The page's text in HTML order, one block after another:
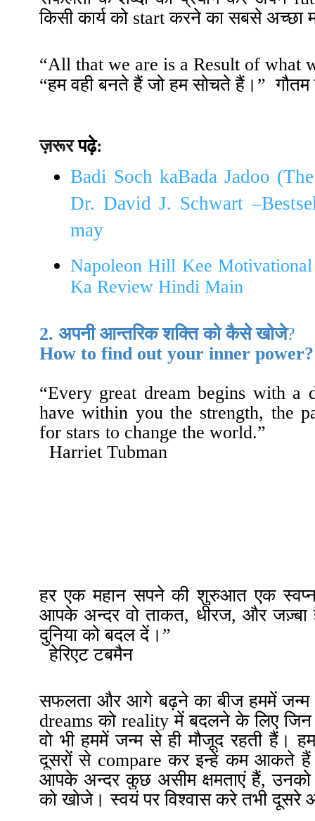
किसी कार्य को start करने का सबसे अच्छा
“All that we are is a Result of what
“हम वही बनते हैं जो हम सोचते हैं ।” गौतम
ज़रूर पढ़े:
Badi Soch kaBada Jadoo
Dr. David J. Schwart
may
Napoleon Hill Kee
Ka Review Hindi Main
2. अपनी आन्तरिक शक्ति कोकैसेखोजे?
How to find out your inner power?
“Every great dream begins with a
have within you the strength, the
for stars to change the world.”
Harriet Tubman
हर एक महान सपने की शुरुआत एक
आपके अन्दर वो ताकत, धीरज, और जज़्बा
दुनिया को बदल दें।”
हेरिएट टबमैन
सफलता और आगे बढ़ने का बीज हममें जन्म से
dreams को reality में बदलने के लिए जिन
वो भी हममें जन्म से ही मौजूद रहती हैं।
दूसरों से compare कर इन्हें कम आकते हैं
आपके अन्दर कुछ असीम क्षमताएं हैं, उनको
को खोजे। स्वयं पर विश्वास करे तभी दूसरे